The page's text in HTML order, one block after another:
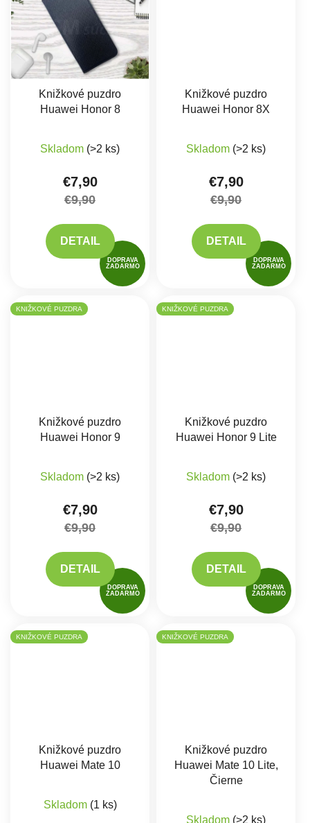
DOPRAVA
ZADARMO
Knižkové puzdro
Huawei Honor 8
Skladom (>2 ks)
€7,90
€9,90
DETAIL
DOPRAVA
ZADARMO
Knižkové puzdro
Huawei Honor 8X
Skladom (>2 ks)
€7,90
€9,90
DETAIL
KNIŽKOVÉ PUZDRA
DOPRAVA
ZADARMO
Knižkové puzdro
Huawei Honor 9
Skladom (>2 ks)
€7,90
€9,90
DETAIL
KNIŽKOVÉ PUZDRA
DOPRAVA
ZADARMO
Knižkové puzdro
Huawei Honor 9 Lite
Skladom (>2 ks)
€7,90
€9,90
DETAIL
KNIŽKOVÉ PUZDRA
Knižkové puzdro
Huawei Mate 10
Skladom (1 ks)
KNIŽKOVÉ PUZDRA
Knižkové puzdro
Huawei Mate 10 Lite,
Čierne
Skladom (>2 ks)